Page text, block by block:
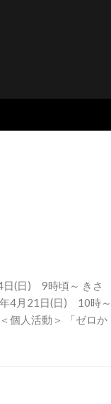
日(日) 9時頃～ きさ
4月21日(日) 10時～
個人活動＞ 「ゼロか